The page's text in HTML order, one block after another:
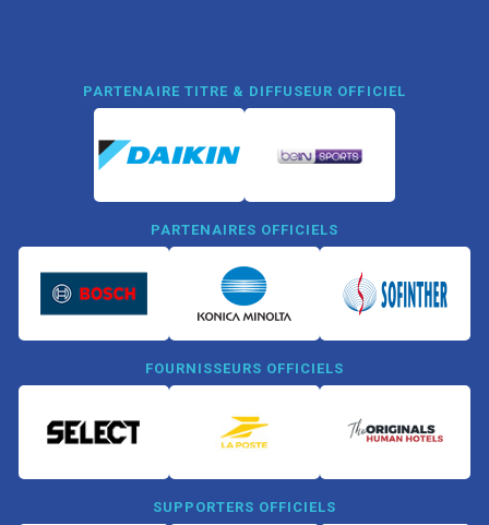
PARTENAIRE TITRE & DIFFUSEUR OFFICIEL
PARTENAIRES OFFICIELS
FOURNISSEURS OFFICIELS
SUPPORTERS OFFICIELS